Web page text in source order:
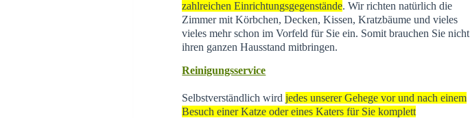
zahlreichen Einrichtungsgegenstände. Wir richten natürlich die
Zimmer mit Körbchen, Decken, Kissen, Kratzbäume und vieles
vieles mehr schon im Vorfeld für Sie ein. Somit brauchen Sie nicht
ihren ganzen Hausstand mitbringen.
Reinigungsservice
Selbstverständlich wirdjedes unserer Gehege vor und nach einem
Besuch einer Katze oder eines Katers für Sie komplett